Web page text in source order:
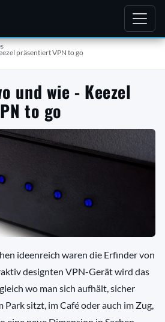
präsentiert VPN to go
und wie - Keezel
to go
ideenreich waren die Erfinder von
designten VPN-Gerät wird das
wo man sich aufhält, sicher
Park sitzt, im Café oder auch im Zug,